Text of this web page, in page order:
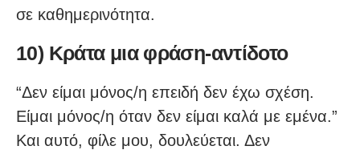
σε καθημερινότητα.
10) Κράτα μια φράση-αντίδοτο
“Δεν είμαι μόνος/η επειδή δεν έχω σχέση.
Είμαι μόνος/η όταν δεν είμαι καλά με εμένα.”
Και αυτό, φίλε μου, δουλεύεται. Δεν